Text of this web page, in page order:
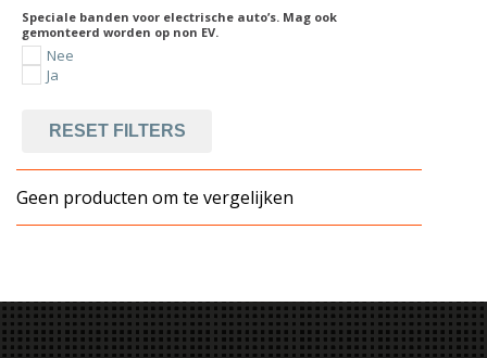
Speciale banden voor electrische auto’s. Mag ook
gemonteerd worden op non EV.
Nee
Ja
RESET FILTERS
Geen producten om te vergelijken